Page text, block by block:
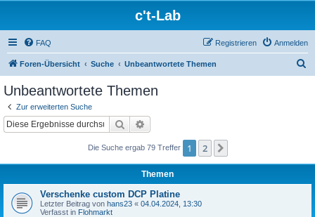
c't-Lab
FAQ Anmelden
Registrieren
Foren-Übersicht Suche Unbeantwortete Themen
Unbeantwortete Themen
Zur erweiterten Suche
Suche
Die Suche ergab 79 Treffer 1 2
Themen
Verschenke custom DCP Platine
Letzter Beitrag von hans23 « 04.04.2024, 13:30
Verfasst in Flohmarkt